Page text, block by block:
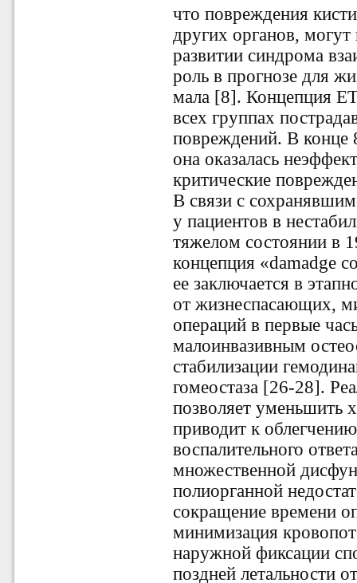
что повреждения
других органов,
развитии синдрома
роль в прогнозе для
мала [8]. Концепция
всех группах
повреждений. В конце
она оказалась
критические
В связи с
у пациентов в
тяжелом состоянии в
концепция «damadge
ee заключается в
от жизнеспасающих,
операций в первые
малоинвазивным
стабилизации
гомеостаза [26-28].
позволяет уменьшить
приводит к
воспалительного
множественной
полиорганной
сокращение времени
минимизация
наружной фиксации
поздней летальности